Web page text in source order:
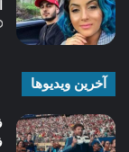
آخرین ویدیوها